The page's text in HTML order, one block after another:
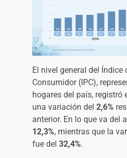
El nivel general del Índice
Consumidor (IPC),
hogares del país, registró
una variación del2,6%
anterior. En lo que va del
12,3%, mientras que la
fue del32,4%.